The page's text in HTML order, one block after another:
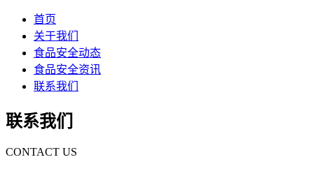
首页
关于我们
食品安全动态
食品安全资讯
联系我们
联系我们
CONTACT US